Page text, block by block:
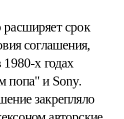
срок
соглашения,
1980-х годах
попа" и Sony.
закрепляло